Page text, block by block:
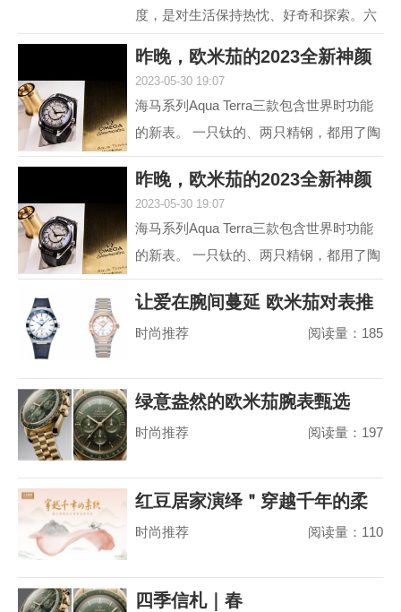
度，是对生活保持热忱、好奇和探索。六
茄彩色盘面腕表，...
昨晚，欧米茄的2023全新神颜
2023-05-30 19:07
海马系列Aqua Terra三款包含世界时功能
的新表。 一只钛的、两只精钢，都用了陶
瓷圈儿。 世界时以海马加身，是为强调运
动属性。约定俗成...
昨晚，欧米茄的2023全新神颜
2023-05-30 19:07
海马系列Aqua Terra三款包含世界时功能
的新表。 一只钛的、两只精钢，都用了陶
瓷圈儿。 世界时以海马加身，是为强调运
动属性。约定俗成...
让爱在腕间蔓延 欧米茄对表推
荐
时尚推荐 阅读量：185
绿意盎然的欧米茄腕表甄选
时尚推荐 阅读量：197
红豆居家演绎＂穿越千年的柔
软＂，婴儿绵真
时尚推荐 阅读量：110
四季信札｜春